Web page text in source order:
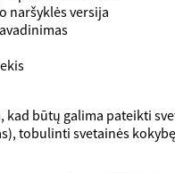
naršyklės versija
kad būtų galima pateikti
tobulinti svetainės